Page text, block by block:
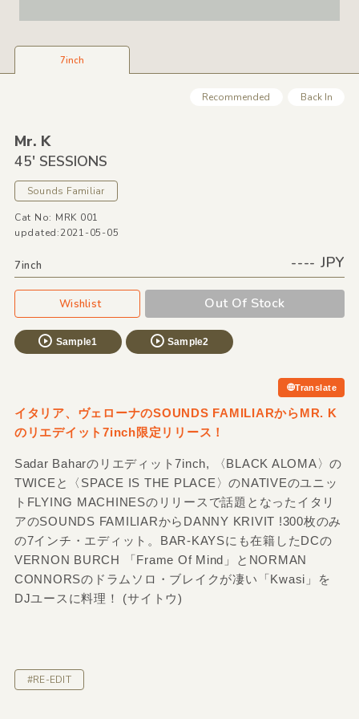
7inch
Recommended Back In
Mr. K
45' SESSIONS
Sounds Familiar
Cat No: MRK 001
updated:2021-05-05
7inch ---- JPY
Wishlist Out Of Stock
Sample1 Sample2
Translate
イタリア、ヴェローナのSOUNDS FAMILIARからMR. K
のリエデイット7inch限定リリース！
Sadar Baharのリエディット7inch, 〈BLACK ALOMA〉の
TWICEと〈SPACE IS THE PLACE〉のNATIVEのユニッ
トFLYING MACHINESのリリースで話題となったイタリ
アのSOUNDS FAMILIARからDANNY KRIVIT !300枚のみ
の7インチ・エディット。BAR-KAYSにも在籍したDCの
VERNON BURCH 「Frame Of Mind」とNORMAN
CONNORSのドラムソロ・ブレイクが凄い「Kwasi」を
DJユースに料理！ (サイトウ)
#RE-EDIT